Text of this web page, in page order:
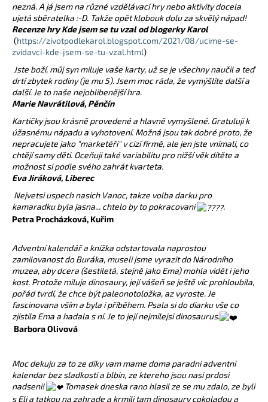
nezná. A já jsem na různé vzdělávací hry nebo aktivity docela
ujetá sběratelka :-D. Takže opět klobouk dolu za skvělý nápad!
Recenze hry Kde jsem se tu vzal od blogerky Karol
(https://zivotpodlekarol.blogspot.com/2021/08/ucime-se-
zvidavci-kde-jsem-se-tu-vzal.html)
Jste boží, můj syn miluje vaše karty, už se je všechny naučil a teď
drtí zbytek rodiny (je mu 5). Jsem moc ráda, že vymýšlíte další a
další. Je to naše nejoblibenější hra.
Marie Navrátilová, Pěnčín
Kartičky jsou krásně provedené a hlavně vymyšlené. Gratuluji k
úžasnému nápadu a vyhotovení. Možná jsou tak dobré proto, že
nepracujete jako "marketéři" v cizí firmě, ale jen jste vnímali, co
chtějí samy děti. Oceňuji také variabilitu pro nižší věk dítěte a
možnost si podle svého zahrát kvarteta.
Eva Jiráková, Liberec
Nejvetsi uspech nasich Vanoc, takze volba darku pro
kamaradku byla jasna... chtelo by to pokracovani
.
Petra Procházková, Kuřim
Adventní kalendář a knížka odstartovala naprostou
zamilovanost do Buráka, museli jsme vyrazit do Národního
muzea, aby dcera (šestiletá, stejně jako Ema) mohla vidět i jeho
kost. Protože miluje dinosaury, její vášeň se ještě víc prohloubila,
pořád tvrdí, že chce být paleonotoložka, az vyroste. Je
fascinovana vším a byla i příběhem. Psala si do diarku vše co
zjistila Ema a hadala s ní. Je to její nejmilejsi dinosaurus.
Barbora Olivová
Moc dekuju za to ze diky vam mame doma paradni adventni
kalendar bez sladkosti a blbin, ze ktereho jsou nasi prdosi
nadseni!
Tomasek dneska rano hlasil ze se mu zdalo, ze byli
s Eli a tatkou na zahrade a krmili tam dinosaury cokoladou a
HLEDAT
D
o
p
o
r
u
č
u
j
e
m
e